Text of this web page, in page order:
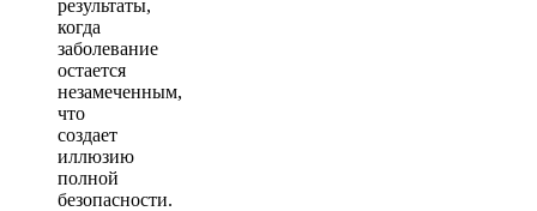
результаты,
когда
заболевание
остается
незамеченным,
что
создает
иллюзию
полной
безопасности.